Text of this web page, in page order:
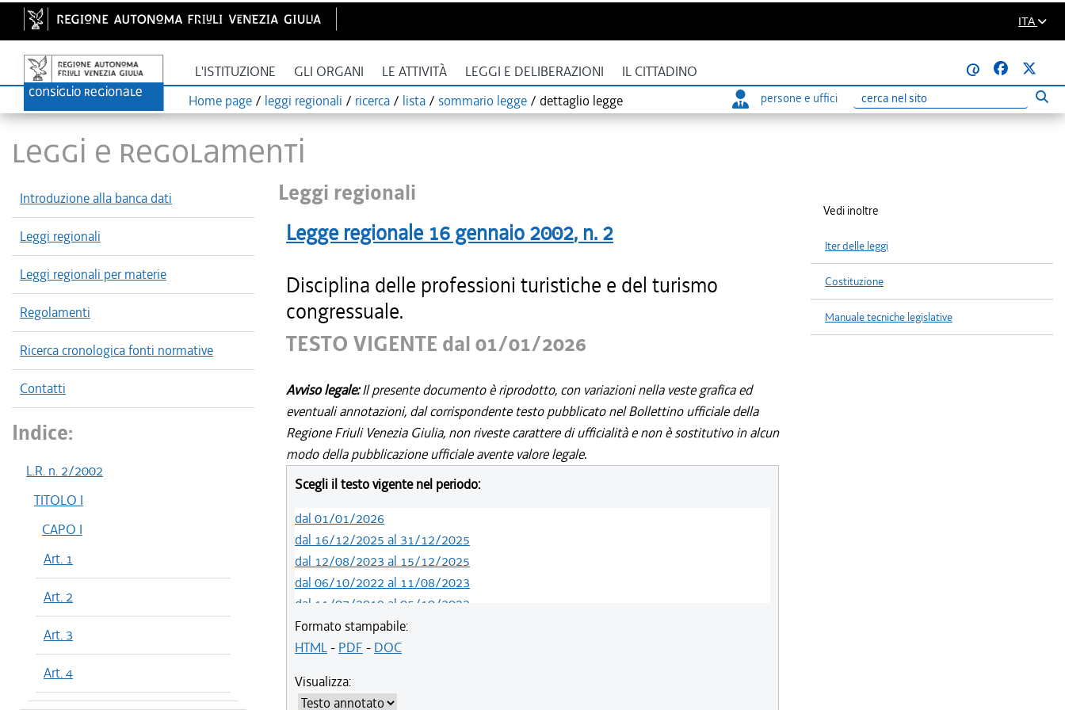
ITA
L'ISTITUZIONE GLI ORGANI LE ATTIVITÀ LEGGI E DELIBERAZIONI IL CITTADINO
@
Home page / leggi regionali / ricerca / lista / sommario legge / dettaglio legge persone e uffici
Ricerca
LEGGI E REGOLAMENTI
Introduzione alla banca dati
Leggi regionali
Leggi regionali per materie
Regolamenti
Ricerca cronologica fonti normative
Contatti
Indice:
L.R. n. 2/2002
TITOLO I
CAPO I
Art. 1
Art. 2
Art. 3
Art. 4
Leggi regionali
Legge regionale 16 gennaio 2002, n. 2
Disciplina delle professioni turistiche e del turismo
congressuale.
TESTO VIGENTE dal 01/01/2026
Avviso legale:Il presente documento è riprodotto, con variazioni nella veste grafica ed
eventuali annotazioni, dal corrispondente testo pubblicato nel Bollettino ufficiale della
Regione Friuli Venezia Giulia, non riveste carattere di ufficialità e non è sostitutivo in alcun
modo della pubblicazione ufficiale avente valore legale.
Scegli il testo vigente nel periodo:
dal 01/01/2026
dal 16/12/2025 al 31/12/2025
dal 12/08/2023 al 15/12/2025
dal 06/10/2022 al 11/08/2023
dal 11/07/2019 al 05/10/2022
dal 01/05/2019 al 10/07/2019
dal 12/04/2018 al 30/04/2019
dal 01/01/2018 al 28/03/2018
Formato stampabile:
HTML- PDF - DOC
Visualizza:
Vedi inoltre
Iter delle leggi
Costituzione
Manuale tecniche legislative